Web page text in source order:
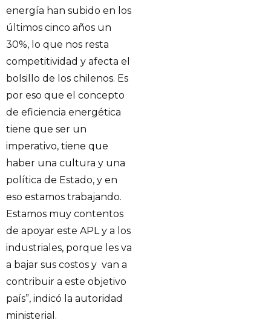
energía han subido en los
últimos cinco años un
30%, lo que nos resta
competitividad y afecta el
bolsillo de los chilenos. Es
por eso que el concepto
de eficiencia energética
tiene que ser un
imperativo, tiene que
haber una cultura y una
política de Estado, y en
eso estamos trabajando.
Estamos muy contentos
de apoyar este APL y a los
industriales, porque les va
a bajar sus costos y van a
contribuir a este objetivo
país”, indicó la autoridad
ministerial.